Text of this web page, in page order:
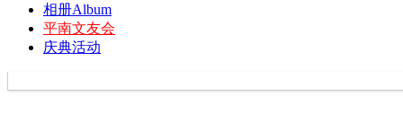
相册Album
平南文友会
庆典活动